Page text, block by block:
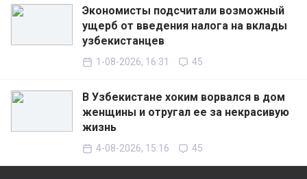
Экономисты подсчитали возможный
ущерб от введения налога на вклады
узбекистанцев
1-08-2026, 16:31 45
В Узбекистане хоким ворвался в дом
женщины и отругал ее за некрасивую
жизнь
4-08-2026, 15:16 45